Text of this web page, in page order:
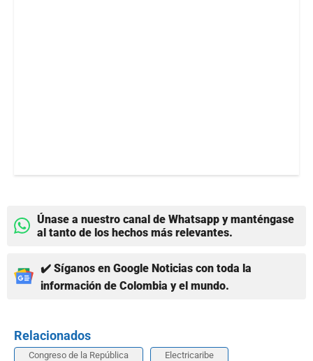
Únase a nuestro canal de Whatsapp y manténgase
al tanto de los hechos más relevantes.
✔️ Síganos en Google Noticias con toda la
información de Colombia y el mundo.
Relacionados
Congreso de la República Electricaribe